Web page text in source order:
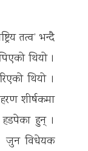
तत्व’ भन्दै
थियो ।
थियो ।
शीर्षकमा
हडपेका हुन् ।
जुन विधेयक